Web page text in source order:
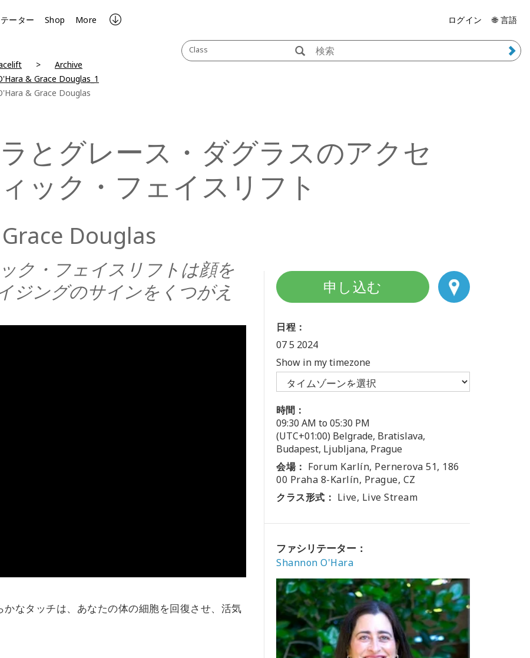
ーター Shop More ログイン 🌐 言語
Class
Archive
& Grace Douglas_1
& Grace Douglas
とグレース・ダグラスのアクセ
ック・フェイスリフト
Douglas
ク・フェイスリフトは顔を
ジングのサインをくつがえ
なタッチは、あなたの体の細胞を回復させ、活気
申し込む
日程：
07 5 2024
Show in my timezone
時間：
09:30 AM to 05:30 PM
(UTC+01:00) Belgrade, Bratislava,
Budapest, Ljubljana, Prague
会場： Forum Karlín, Pernerova 51, 186
00 Praha 8-Karlín, Prague, CZ
クラス形式： Live, Live Stream
ファシリテーター：
Shannon O'Hara